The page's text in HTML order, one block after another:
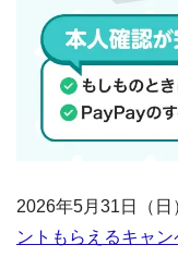
2026年5月31日（日
ントもらえるキャン